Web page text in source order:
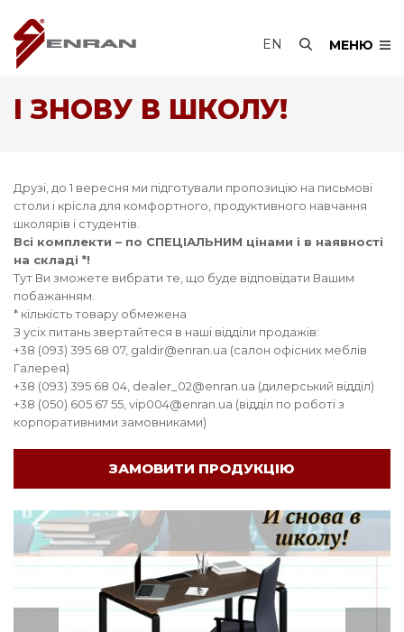
EN МЕНЮ
І ЗНОВУ В ШКОЛУ!
Друзі, до 1 вересня ми підготували пропозицію на письмові
столи і крісла для комфортного, продуктивного навчання
школярів і студентів.
Всі комплекти – по СПЕЦІАЛЬНИМ цінами і в наявності
на складі *!
Тут Ви зможете вибрати те, що буде відповідати Вашим
побажанням.
* кількість товару обмежена
З усіх питань звертайтеся в наші відділи продажів:
+38 (093) 395 68 07, galdir@enran.ua (салон офісних меблів
Галерея)
+38 (093) 395 68 04, dealer_02@enran.ua (дилерський відділ)
+38 (050) 605 67 55, vip004@enran.ua (відділ по роботі з
корпоративними замовниками)
ЗАМОВИТИ ПРОДУКЦІЮ